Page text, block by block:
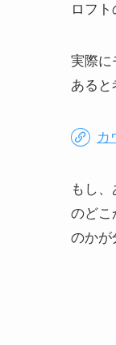
ロフ
実際に
あると
カ
もし
のどこ
のかが